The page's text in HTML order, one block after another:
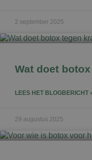
2 september 2025
Wat doet
LEES HET BLOGBERICHT
29 augustus 2025